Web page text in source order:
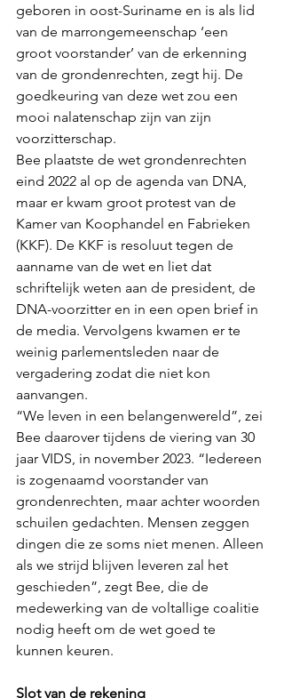
geboren in oost-Suriname en is als lid
van de marrongemeenschap ‘een
groot voorstander’ van de erkenning
van de grondenrechten, zegt hij. De
goedkeuring van deze wet zou een
mooi nalatenschap zijn van zijn
voorzitterschap.
Bee plaatste de wet grondenrechten
eind 2022 al op de agenda van DNA,
maar er kwam groot protest van de
Kamer van Koophandel en Fabrieken
(KKF). De KKF is resoluut tegen de
aanname van de wet en liet dat
schriftelijk weten aan de president, de
DNA-voorzitter en in een open brief in
de media. Vervolgens kwamen er te
weinig parlementsleden naar de
vergadering zodat die niet kon
aanvangen.
“We leven in een belangenwereld”, zei
Bee daarover tijdens de viering van 30
jaar VIDS, in november 2023. “Iedereen
is zogenaamd voorstander van
grondenrechten, maar achter woorden
schuilen gedachten. Mensen zeggen
dingen die ze soms niet menen. Alleen
als we strijd blijven leveren zal het
geschieden”, zegt Bee, die de
medewerking van de voltallige coalitie
nodig heeft om de wet goed te
kunnen keuren.
Slot van de rekening